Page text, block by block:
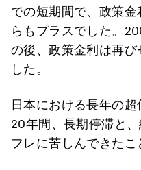
での短期間で、政策
らもプラスでした。
の後、政策金利は再び
した。
日本における長年の
20年間、長期停滞と
フレに苦しんできたこ